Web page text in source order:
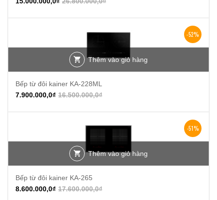
-52%
Thêm vào giỏ hàng
Bếp từ đôi kainer KA-228ML
16.500.000,0₫
7.900.000,0₫
-51%
Thêm vào giỏ hàng
Bếp từ đôi kainer KA-265
17.600.000,0₫
8.600.000,0₫